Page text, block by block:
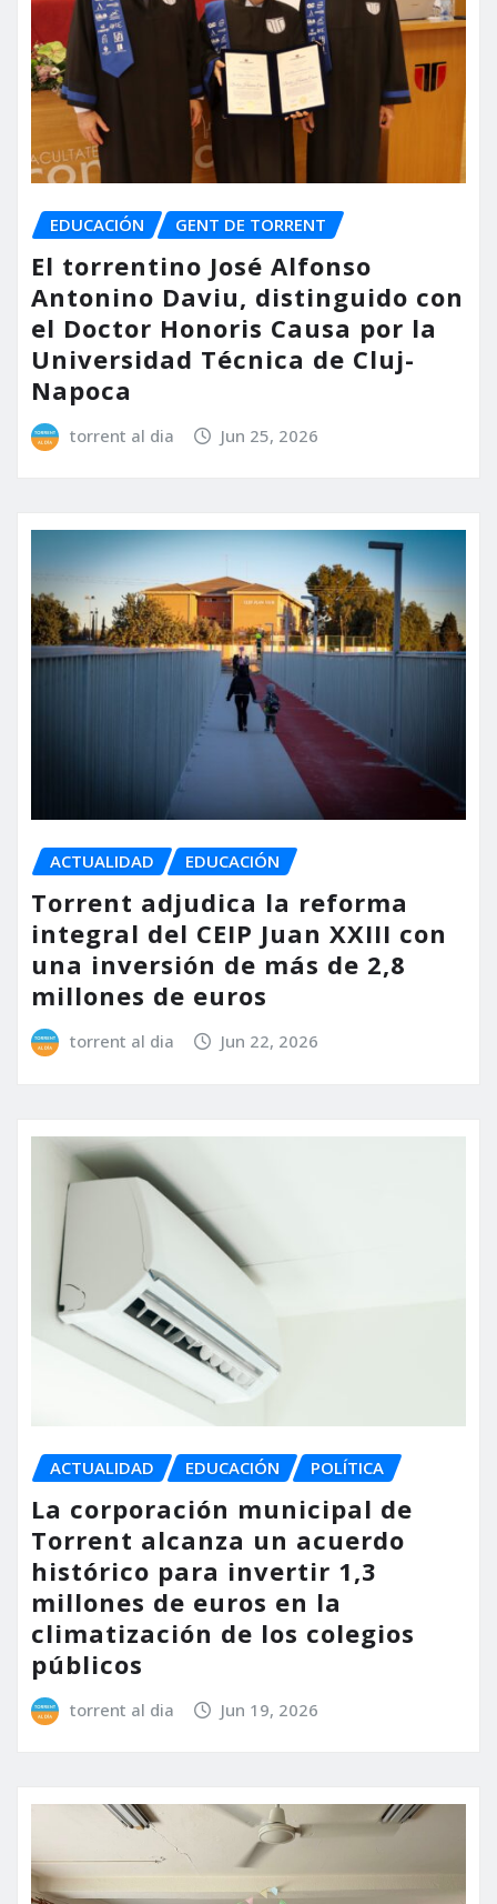
EDUCACIÓN GENT DE TORRENT
El torrentino José Alfonso
Antonino Daviu, distinguido con
el Doctor Honoris Causa por la
Universidad Técnica de Cluj-
Napoca
torrent al dia Jun 25, 2026
ACTUALIDAD EDUCACIÓN
Torrent adjudica la reforma
integral del CEIP Juan XXIII con
una inversión de más de 2,8
millones de euros
torrent al dia Jun 22, 2026
ACTUALIDAD EDUCACIÓN POLÍTICA
La corporación municipal de
Torrent alcanza un acuerdo
histórico para invertir 1,3
millones de euros en la
climatización de los colegios
públicos
torrent al dia Jun 19, 2026